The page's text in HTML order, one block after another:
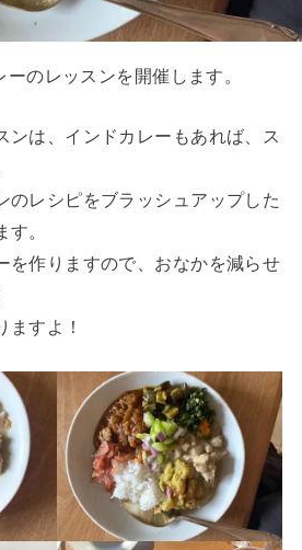
のレッスンを開催します。
ンは、インドカレーもあれば、ス
のレシピをブラッシュアップした
。
を作りますので、おなかを減らせ
ますよ！